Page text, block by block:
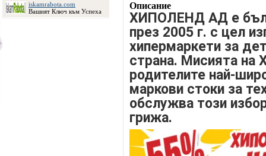
iskamrabota.com
Вашият Ключ към Успеха
Описание
ХИПОЛЕНД АД е
през 2005 г. с цел
хипермаркети за
страна. Мисията
родителите най-
маркови стоки за
обслужва този
грижа.